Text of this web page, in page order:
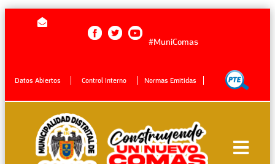
#MuniComas
Datos Abiertos Control Interno Normas Emitidas